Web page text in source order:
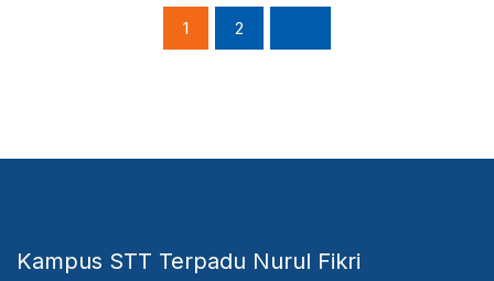
1 2
Kampus STT Terpadu Nurul Fikri